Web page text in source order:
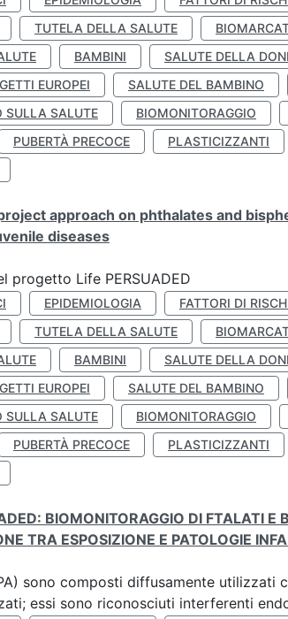
TUTELA DELLA SALUTE
BAMBINI SALUTE DELLA
EUROPEI SALUTE DEL BAMBINO
SULLA SALUTE
BIOMONITORAGGIO
PUBERTÀ PRECOCE PLASTICIZZANTI
project approach on phthalates and
diseases
progetto Life PERSUADED
EPIDEMIOLOGIA FATTORI DI
TUTELA DELLA SALUTE
BAMBINI SALUTE DELLA
EUROPEI SALUTE DEL BAMBINO
SULLA SALUTE
BIOMONITORAGGIO
PUBERTÀ PRECOCE PLASTICIZZANTI
BIOMONITORAGGIO DI FTALATI E
TRA ESPOSIZIONE E PATOLOGIE
sono composti diffusamente utilizzati
essi sono riconosciuti interferenti